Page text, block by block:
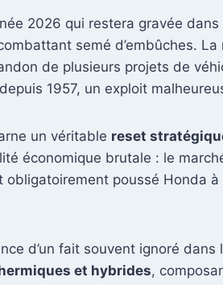
2026 qui restera gravée
semé d’embûches.
de plusieurs projets de
1957, un exploit
un véritable reset
économique brutale : le
poussé Honda
d’un fait souvent ignoré dans
et hybrides,